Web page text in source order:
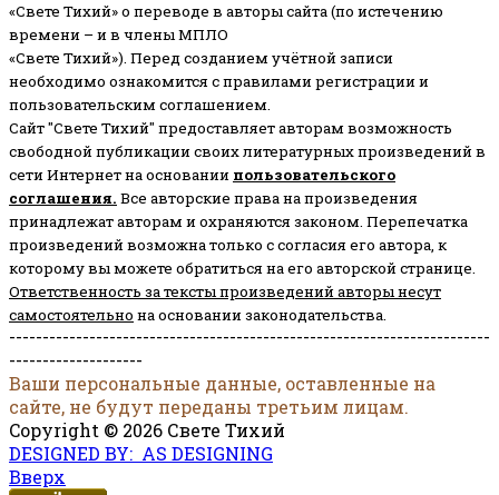
«Свете Тихий» о переводе в авторы сайта (по истечению
времени – и в члены МПЛО
«Свете Тихий»). Перед созданием учётной записи
необходимо ознакомится с правилами регистрации и
пользовательским соглашением.
Сайт "Свете Тихий" предоставляет авторам возможность
свободной публикации своих литературных произведений в
сети Интернет на основании пользовательского
соглашения. Все авторские права на произведения
принадлежат авторам и охраняются законом. Перепечатка
произведений возможна только с согласия его автора, к
которому вы можете обратиться на его авторской странице.
Ответственность за тексты произведений авторы несут
самостоятельно на основании законодательства.
------------------------------------------------------------------------
--------------------
Ваши персональные данные, оставленные на
сайте, не будут переданы третьим лицам.
Copyright © 2026 Свете Тихий
DESIGNED BY: AS DESIGNING
Вверх